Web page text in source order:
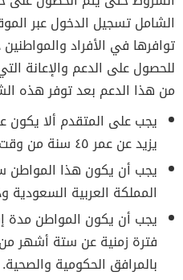
الشاملتسجيل الدخولعبر
توافرها في الأفراد
للحصول على الدعم والإعانة
من هذا الدعم بعد توفر هذه
يجب على المتقدم ألا يكون
يزيد عن عمر ٤٥ سنة من وقت الإعاقة.
يجب أن يكون هذا
المملكة العربية
يجب أن يكون المواطن مدة
فترة زمنية عن ستة أشهر
بالمرافق الحكومية والصحية.